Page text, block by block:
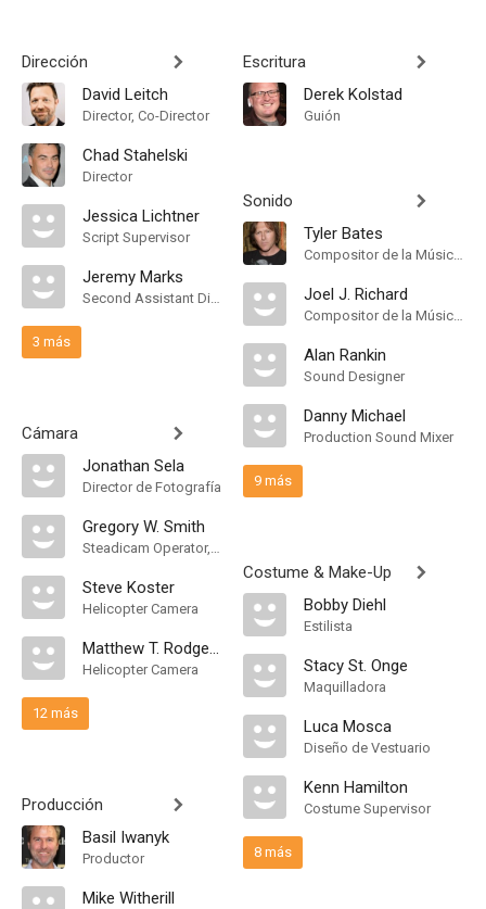
Dirección
David Leitch
Director, Co-Director
Chad Stahelski
Director
Jessica Lichtner
Script Supervisor
Jeremy Marks
Second Assistant Director
3 más
Cámara
Jonathan Sela
Director de Fotografía
Gregory W. Smith
Steadicam Operator, "A" Camera Operator
Steve Koster
Helicopter Camera
Matthew T. Rodgers
Helicopter Camera
12 más
Producción
Basil Iwanyk
Productor
Mike Witherill
Escritura
Derek Kolstad
Guión
Sonido
Tyler Bates
Compositor de la Música Original
Joel J. Richard
Compositor de la Música Original
Alan Rankin
Sound Designer
Danny Michael
Production Sound Mixer
9 más
Costume & Make-Up
Bobby Diehl
Estilista
Stacy St. Onge
Maquilladora
Luca Mosca
Diseño de Vestuario
Kenn Hamilton
Costume Supervisor
8 más